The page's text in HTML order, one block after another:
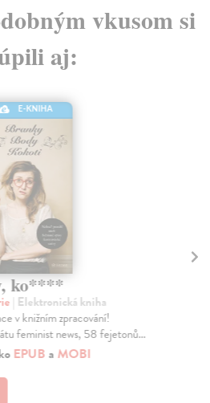
vkusom si
aj:
E-KNIHA
ko****
| Elektronická kniha
v knižním zpracování!
feminist news, 58 fejetonů...
EPUBa MOBI